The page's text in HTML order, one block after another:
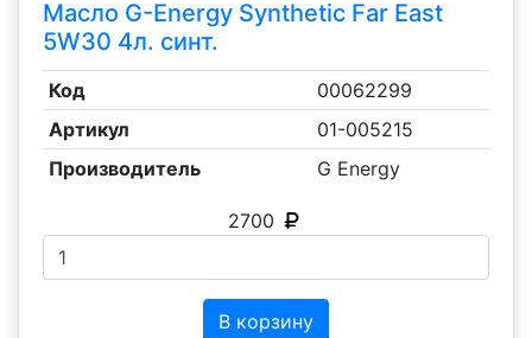
Масло G-Energy Synthetic Far East
5W30 4л. синт.
Код
00062299
Артикул
01-005215
Производитель
G Energy
2700
В корзину